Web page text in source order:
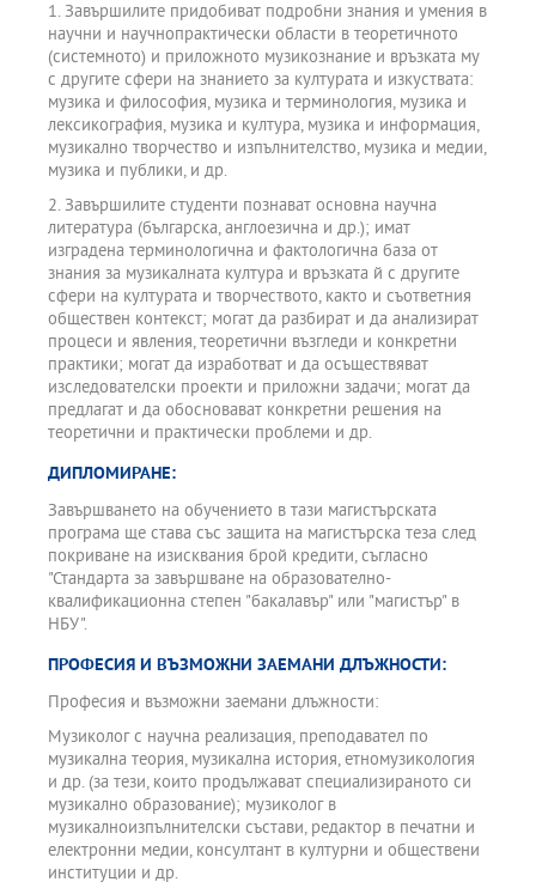
1. Завършилите придобиват подробни знания и умения в
научни и научнопрактически области в теоретичното
(системното) и приложното музикознание и връзката му
с другите сфери на знанието за културата и изкуствата:
музика и философия, музика и терминология, музика и
лексикография, музика и култура, музика и информация,
музикално творчество и изпълнителство, музика и медии,
музика и публики, и др.
2. Завършилите студенти познават основна научна
литература (българска, англоезична и др.); имат
изградена терминологична и фактологична база от
знания за музикалната култура и връзката й с другите
сфери на културата и творчеството, както и съответния
обществен контекст; могат да разбират и да анализират
процеси и явления, теоретични възгледи и конкретни
практики; могат да изработват и да осъществяват
изследователски проекти и приложни задачи; могат да
предлагат и да обосновават конкретни решения на
теоретични и практически проблеми и др.
ДИПЛОМИРАНЕ:
Завършването на обучението в тази магистърската
програма ще става със защита на магистърска теза след
покриване на изисквания брой кредити, съгласно
"Стандарта за завършване на образователно-
квалификационна степен "бакалавър" или "магистър" в
НБУ".
ПРОФЕСИЯ И ВЪЗМОЖНИ ЗАЕМАНИ ДЛЪЖНОСТИ:
Професия и възможни заемани длъжности:
Музиколог с научна реализация, преподавател по
музикална теория, музикална история, етномузикология
и др. (за тези, които продължават специализираното си
музикално образование); музиколог в
музикалноизпълнителски състави, редактор в печатни и
електронни медии, консултант в културни и обществени
институции и др.